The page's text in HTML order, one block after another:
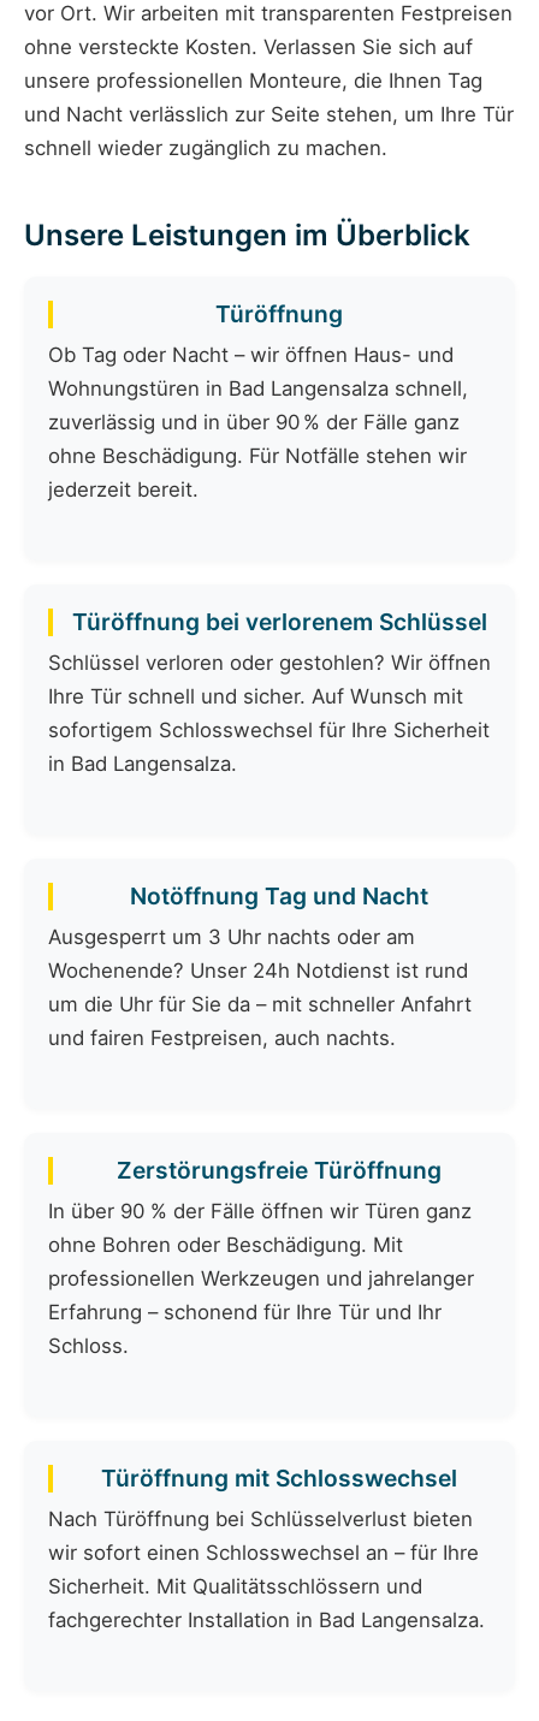
vor Ort. Wir arbeiten mit transparenten Festpreisen
ohne versteckte Kosten. Verlassen Sie sich auf
unsere professionellen Monteure, die Ihnen Tag
und Nacht verlässlich zur Seite stehen, um Ihre Tür
schnell wieder zugänglich zu machen.
Unsere Leistungen im Überblick
Türöffnung
Ob Tag oder Nacht – wir öffnen Haus- und
Wohnungstüren in Bad Langensalza schnell,
zuverlässig und in über 90 % der Fälle ganz
ohne Beschädigung. Für Notfälle stehen wir
jederzeit bereit.
Türöffnung bei verlorenem Schlüssel
Schlüssel verloren oder gestohlen? Wir öffnen
Ihre Tür schnell und sicher. Auf Wunsch mit
sofortigem Schlosswechsel für Ihre Sicherheit
in Bad Langensalza.
Notöffnung Tag und Nacht
Ausgesperrt um 3 Uhr nachts oder am
Wochenende? Unser 24h Notdienst ist rund
um die Uhr für Sie da – mit schneller Anfahrt
und fairen Festpreisen, auch nachts.
Zerstörungsfreie Türöffnung
In über 90 % der Fälle öffnen wir Türen ganz
ohne Bohren oder Beschädigung. Mit
professionellen Werkzeugen und jahrelanger
Erfahrung – schonend für Ihre Tür und Ihr
Schloss.
Türöffnung mit Schlosswechsel
Nach Türöffnung bei Schlüsselverlust bieten
wir sofort einen Schlosswechsel an – für Ihre
Sicherheit. Mit Qualitätsschlössern und
fachgerechter Installation in Bad Langensalza.